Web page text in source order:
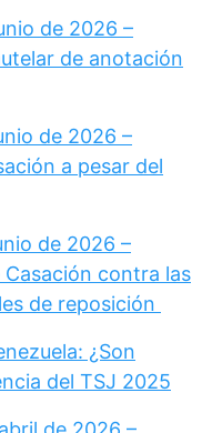
de 2026 –
de anotación
de 2026 –
a pesar del
de 2026 –
contra las
de reposición
¿Son
del TSJ 2025